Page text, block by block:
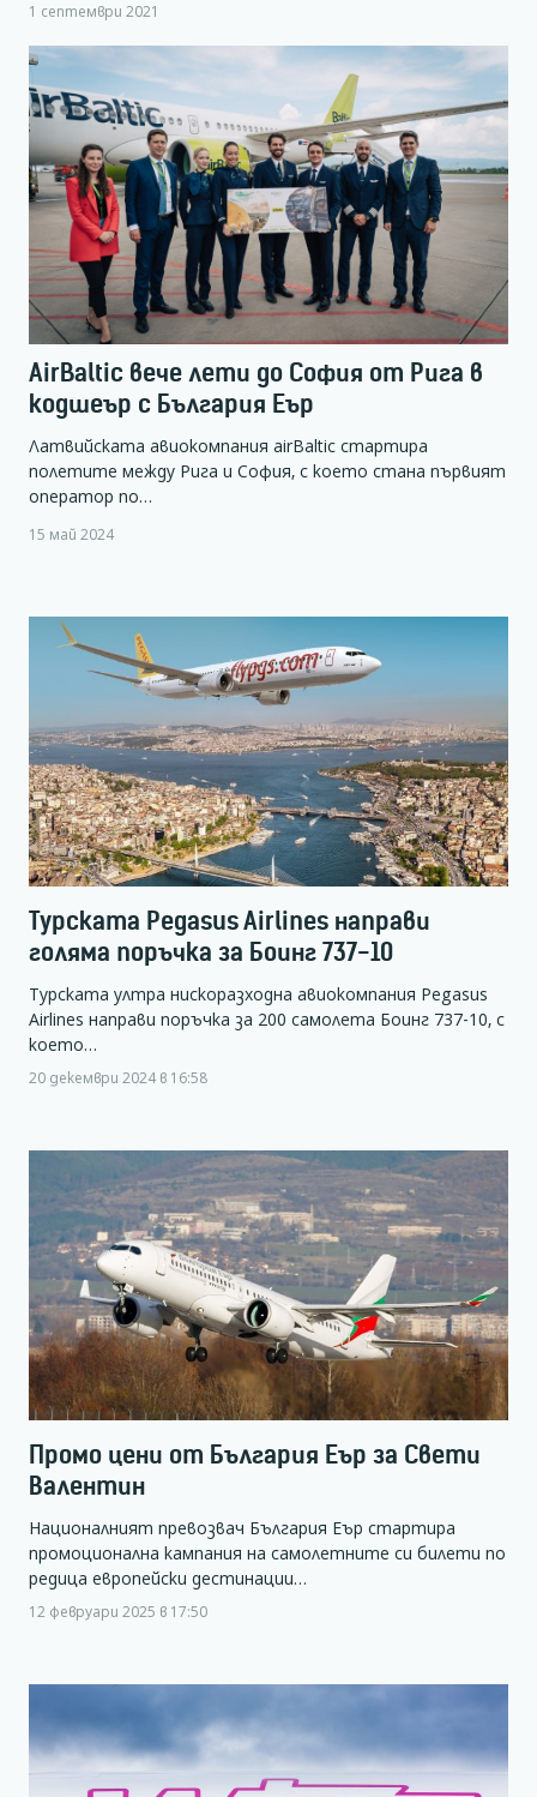
1 септември 2021
AirBaltic вече лети до София от Рига в
кодшеър с България Еър
Латвийската авиокомпания airBaltic стартира
полетите между Рига и София, с което стана първият
оператор по…
15 май 2024
Турската Pegasus Airlines направи
голяма поръчка за Боинг 737-10
Турската ултра нискоразходна авиокомпания Pegasus
Airlines направи поръчка за 200 самолета Боинг 737-10, с
което…
20 декември 2024 в 16:58
Промо цени от България Еър за Свети
Валентин
Националният превозвач България Еър стартира
промоционална кампания на самолетните си билети по
редица европейски дестинации…
12 февруари 2025 в 17:50